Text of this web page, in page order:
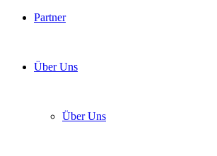
Partner
Über Uns
Über Uns